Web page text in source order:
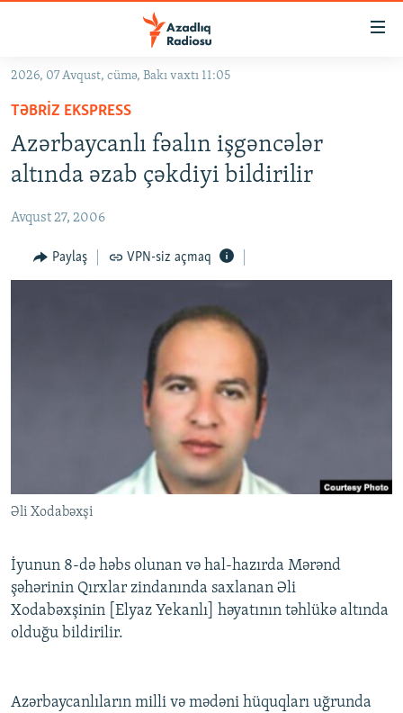
Əsas
qayıt
Əsas
naviqasiyaya
qayıt
GÜNDƏM
#İZAHLA
KORRUPSIOMETR
FƏRQƏ BAX
QANUNI DOĞRU
AZƏRBAYCAN ƏDƏBIYYATI KITABXANASI
İSLAM VƏ DEMOKRATIYA
İZ - MƏDƏNIYYƏT PROQRAMI
PEŞƏ ETIKASI VƏ JURNALISTIKA STANDARTLARIMIZ
MATERIALLARIMIZDAN ISTIFADƏ
AZADLIQRADIOSU MOBIL TELEFONUNUZDA
XƏBƏR BÜLLETENLƏRIMIZ
RFE/RL-in bütün saytları
2026, 07 Avqust, cümə, Bakı vaxtı 11:05
TƏBRIZ EKSPRESS
Azərbaycanlı fəalın işgəncələr
altında əzab çəkdiyi bildirilir
Avqust 27, 2006
Paylaş VPN-siz açmaq
Əli Xodabəxşi
İyunun 8-də həbs olunan və hal-hazırda Mərənd
şəhərinin Qırxlar zindanında saxlanan Əli
Xodabəxşinin [Elyaz Yekanlı] həyatının təhlükə altında
olduğu bildirilir.
Azərbaycanlıların milli və mədəni hüquqları uğrunda